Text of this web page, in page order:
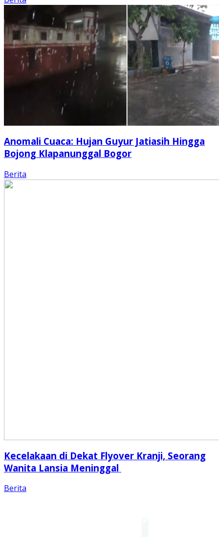
Anomali Cuaca: Hujan Guyur Jatiasih Hingga
Bojong Klapanunggal Bogor
Berita
Kecelakaan di Dekat Flyover Kranji, Seorang
Wanita Lansia Meninggal
Berita